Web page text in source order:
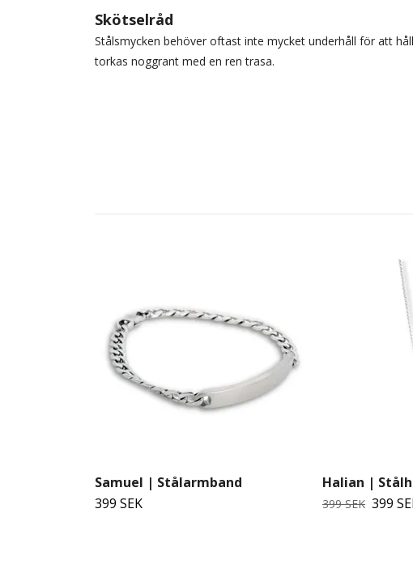
Skötselråd
Stålsmycken behöver oftast inte mycket underhåll för att
torkas noggrant med en ren trasa.
Samuel | Stålarmband
399 SEK
Halian |
399 SEK 399